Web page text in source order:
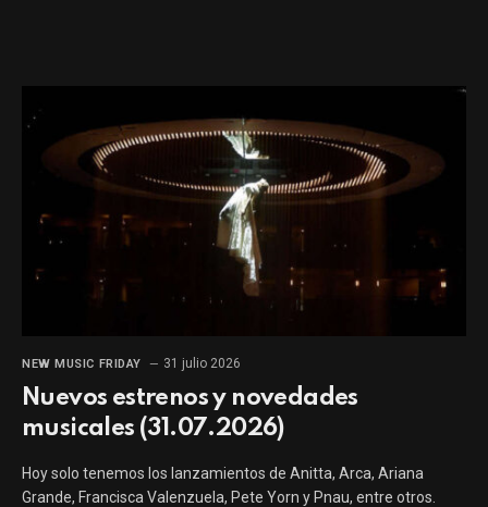
NEW MUSIC FRIDAY 31 julio 2026
Nuevos estrenos y novedades
musicales (31.07.2026)
Hoy solo tenemos los lanzamientos de Anitta, Arca, Ariana
Grande, Francisca Valenzuela, Pete Yorn y Pnau, entre otros.